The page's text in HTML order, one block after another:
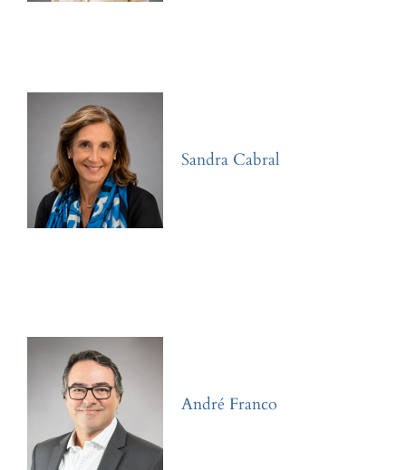
Sandra Cabral
André Franco